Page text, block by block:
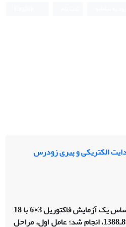
الکتریکی و پیری‌ زودرس
به ‌منظور بررسی خصوصیات جوانه‌زنی و خسارت مکانیکی وارد‌شده به بذرهای سویا در زمان فرآوری پژوهشی براساس یک آزمایش فاکتوریل 3×6 با 18
تیمار بر مبنای طرح کاملاً تصادفی با 3 تکرار در مرکز تحقیقات کشاورزی و منابع طبیعی استان مازندران (ساری)، در سال 89ـ1388، انجام‌ شد؛ عامل اول، مراحل